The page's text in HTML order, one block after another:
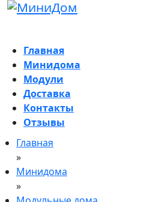
Главная
Минидома
Модули
Доставка
Контакты
Отзывы
Главная
»
Минидома
»